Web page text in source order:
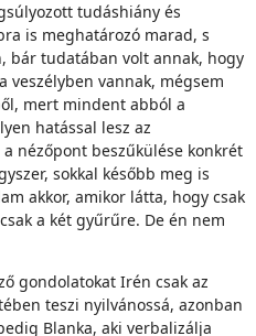
tudáshiány és
is meghatározó marad, s
bár tudatában volt annak, hogy
veszélyben vannak, mégsem
mert mindent abból a
hatással lesz az
nézőpont beszűkülése konkrét
sokkal később meg is
akkor, amikor látta, hogy csak
a két gyűrűre. De én nem
gondolatokat Irén csak az
teszi nyilvánossá, azonban
Blanka, aki verbalizálja